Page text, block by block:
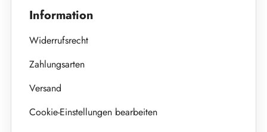
Information
Widerrufsrecht
Zahlungsarten
Versand
Cookie-Einstellungen bearbeiten